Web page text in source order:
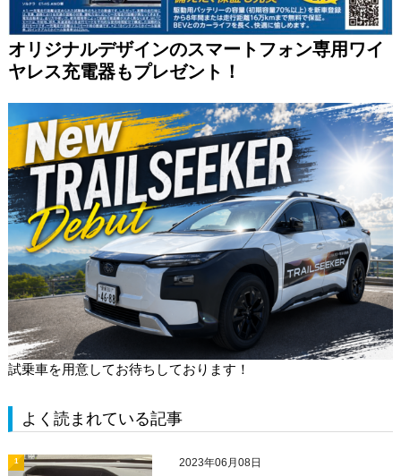
オリジナルデザインのスマートフォン専用ワイ
ヤレス充電器もプレゼント！
試乗車を用意してお待ちしております！
よく読まれている記事
1 2023年06月08日